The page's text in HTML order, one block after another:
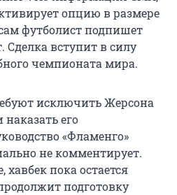
опцию в размере
футболист подпишет
Сделка вступит в силу
чемпионата мира.
исключить Жерсона
его
«Фламенго»
не комментирует.
пока остается
подготовку